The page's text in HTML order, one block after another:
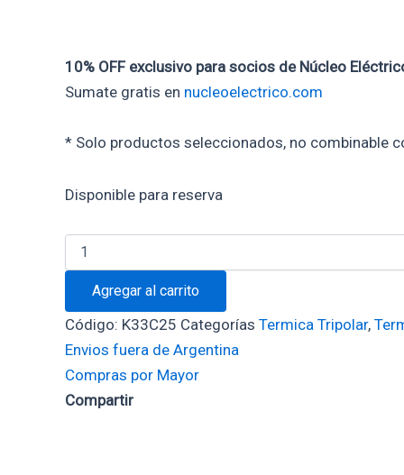
10% OFF exclusivo para socios de Núcleo
Sumate gratis en nucleoelectrico.com
* Solo productos seleccionados, no combinable
Disponible para reserva
Agregar al carrito
Código: K33C25 Categorías Termica Tripolar,
Envios fuera de Argentina
Compras por Mayor
Compartir